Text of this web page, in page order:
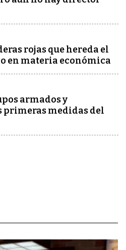
rojas que hereda el
en materia económica
armados y
primeras medidas del